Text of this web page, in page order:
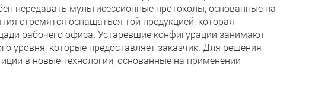
передавать мультисессионные протоколы, основанные на
стремятся оснащаться той продукцией, которая
рабочего офиса. Устаревшие конфигурации занимают
уровня, которые предоставляет заказчик. Для решения
в новые технологии, основанные на применении